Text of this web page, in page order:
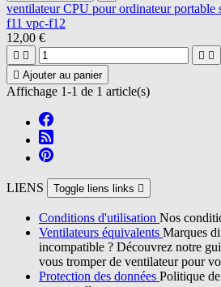
ventilateur CPU pour ordinateur portable
f11 vpc-f12
12,00 €
   
 Ajouter au panier
Affichage 1-1 de 1 article(s)
LIENS Toggle liens links 
Conditions d'utilisation Nos
Ventilateurs équivalents Marques
incompatible ? Découvrez notre
vous tromper de ventilateur pour
Protection des données Politique